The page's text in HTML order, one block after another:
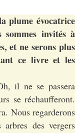
plume évocatrice
invités à
et ne serons plus
ce livre et les
il ne se passera
se réchaufferont.
Nous regarderons
des vergers